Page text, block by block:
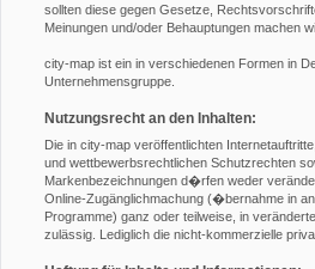
sollten diese gegen Gesetze,
Meinungen und/oder Behauptungen machen
city-map ist ein in verschiedenen Formen in
Unternehmensgruppe.
Nutzungsrecht an den Inhalten:
Die in city-map veröffentlichten
und wettbewerbsrechtlichen Schutzrechten
Markenbezeichnungen d�rfen weder
Online-Zugänglichmachung (�bernahme in
Programme) ganz oder teilweise, in
zulässig. Lediglich die nicht-kommerzielle